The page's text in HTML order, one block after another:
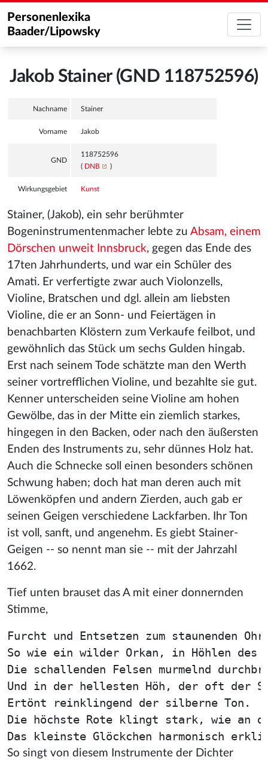
Personenlexika
Baader/Lipowsky
Jakob Stainer (GND 118752596)
Nachname Stainer
Vorname Jakob
GND
118752596
( DNB )
Wirkungsgebiet Kunst
Stainer, (Jakob), ein sehr berühmter
Bogeninstrumentenmacher lebte zu Absam, einem
Dörschen unweit Innsbruck, gegen das Ende des
17ten Jahrhunderts, und war ein Schüler des
Amati. Er verfertigte zwar auch Violonzells,
Violine, Bratschen und dgl. allein am liebsten
Violine, die er an Sonn- und Feiertägen in
benachbarten Klöstern zum Verkaufe feilbot, und
gewöhnlich das Stück um sechs Gulden hingab.
Erst nach seinem Tode schätzte man den Werth
seiner vortrefflichen Violine, und bezahlte sie gut.
Kenner unterscheiden seine Violine am hohen
Gewölbe, das in der Mitte ein ziemlich starkes,
hingegen in den Backen, oder nach den äußersten
Enden des Instruments zu, sehr dünnes Holz hat.
Auch die Schnecke soll einen besonders schönen
Schwung haben; doch hat man deren auch mit
Löwenköpfen und andern Zierden, auch gab er
seinen Geigen verschiedene Lackfarben. Ihr Ton
ist voll, sanft, und angenehm. Es giebt Stainer-
Geigen -- so nennt man sie -- mit der Jahrzahl
1662.
Tief unten brauset das A mit einer donnernden
Stimme,
Furcht und Entsetzen zum staunenden
So wie ein wilder Orkan, in Höhlen des
Die schallenden Felsen murmelnd
Und in der hellesten Höh, der oft der
Ertönt reinklingend der silberne Ton.
Die höchste Rote klingt stark, wie an
So singt von diesem Instrumente der Dichter